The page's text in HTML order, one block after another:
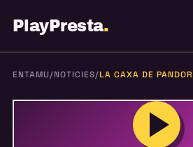
PlayPresta.
ENTAMU/NOTICIES/LA CAXA DE